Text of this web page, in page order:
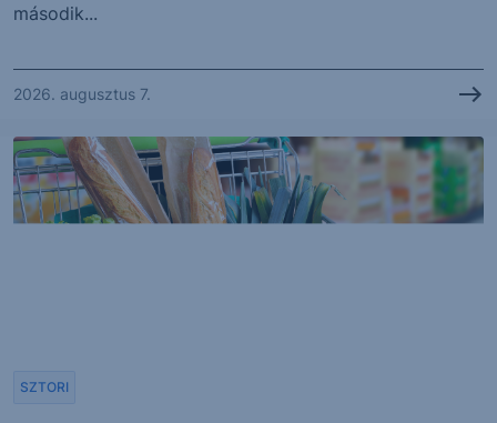
második...
2026. augusztus 7.
SZTORI